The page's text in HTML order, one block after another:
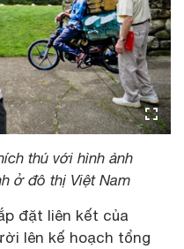
thú với hình ảnh
ở đô thị Việt Nam
đặt liên kết của
lên kế hoạch tổng